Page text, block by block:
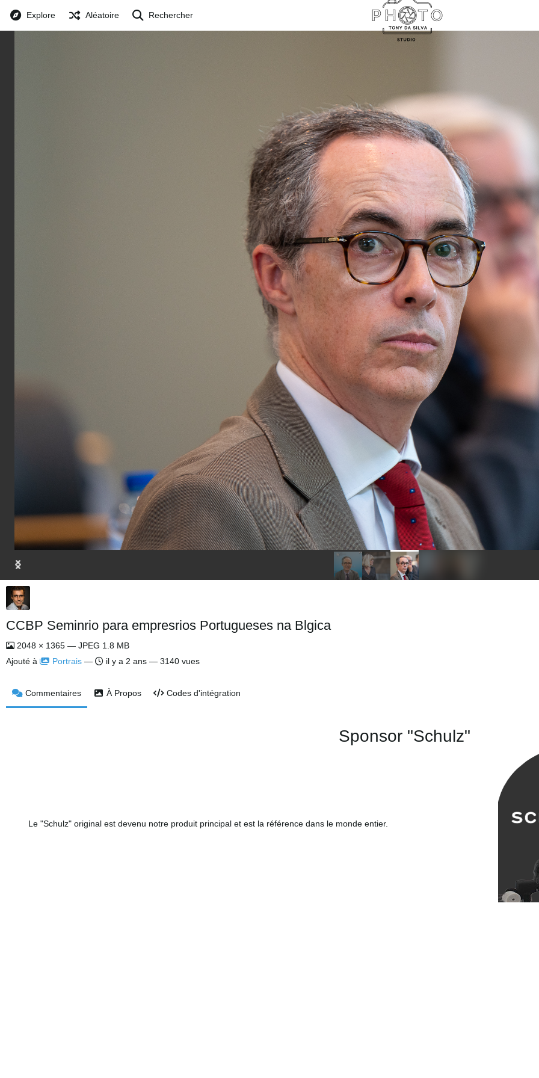
Explore Aléatoire Rechercher
CCBP Seminrio para empresrios Portugueses na Blgica
2048 × 1365 — JPEG 1.8 MB
Ajouté à
Portrais — il y a 2 ans — 3140 vues
Commentaires À Propos Codes d'intégration
Sponsor "Schulz"
Le "Schulz" original est devenu notre produit principal et est la référence dans le monde entier.